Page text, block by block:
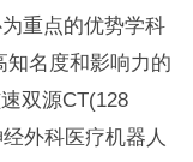
重点的优势学科
知名度和影响力的
双源CT(128
外科医疗机器人